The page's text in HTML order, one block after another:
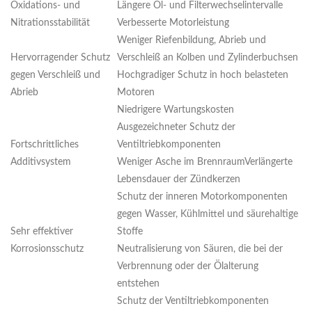
Oxidations- und
Nitrationsstabilität
Längere Öl- und Filterwechselintervalle
Verbesserte Motorleistung
Hervorragender Schutz
gegen Verschleiß und
Abrieb
Weniger Riefenbildung, Abrieb und
Verschleiß an Kolben und Zylinderbuchsen
Hochgradiger Schutz in hoch belasteten
Motoren
Niedrigere Wartungskosten
Fortschrittliches
Additivsystem
Ausgezeichneter Schutz der
Ventiltriebkomponenten
Weniger Asche im BrennraumVerlängerte
Lebensdauer der Zündkerzen
Sehr effektiver
Korrosionsschutz
Schutz der inneren Motorkomponenten
gegen Wasser, Kühlmittel und säurehaltige
Stoffe
Neutralisierung von Säuren, die bei der
Verbrennung oder der Ölalterung
entstehen
Schutz der Ventiltriebkomponenten